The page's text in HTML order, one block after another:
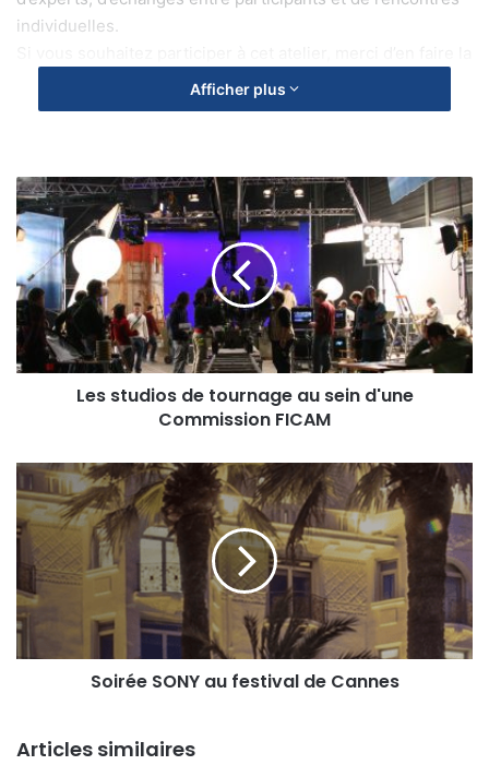
individuelles.
marc.bourhis@capdigital.com
Afficher plus
Les
studios
de
tournage
au
sein
d'une
Commission
FICAM
Les studios de tournage au sein d'une
Commission FICAM
Soirée
SONY
au
festival
de
Cannes
Soirée SONY au festival de Cannes
Articles similaires